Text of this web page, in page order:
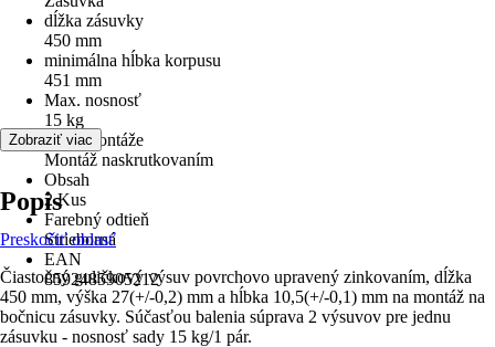
dĺžka zásuvky
450 mm
minimálna hĺbka korpusu
451 mm
Max. nosnosť
15 kg
Druh montáže
Montáž naskrutkovaním
Obsah
2 Kus
Farebný odtieň
Strieborná
EAN
8592485905212
Zobraziť viac
Popis
Preskočiť oblasť
Čiastočný guličkový výsuv povrchovo upravený zinkovaním, dĺžka
450 mm, výška 27(+/-0,2) mm a hĺbka 10,5(+/-0,1) mm na montáž na
bočnicu zásuvky. Súčasťou balenia súprava 2 výsuvov pre jednu
zásuvku - nosnosť sady 15 kg/1 pár.